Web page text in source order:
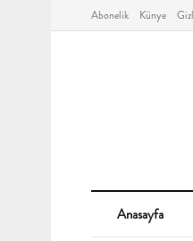
Abonelik Künye
Anasayfa